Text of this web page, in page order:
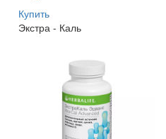
Купить
Экстра - Каль